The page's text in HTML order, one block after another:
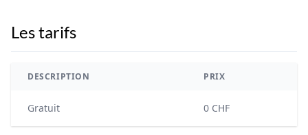
Les tarifs
DESCRIPTION PRIX
Gratuit 0 CHF